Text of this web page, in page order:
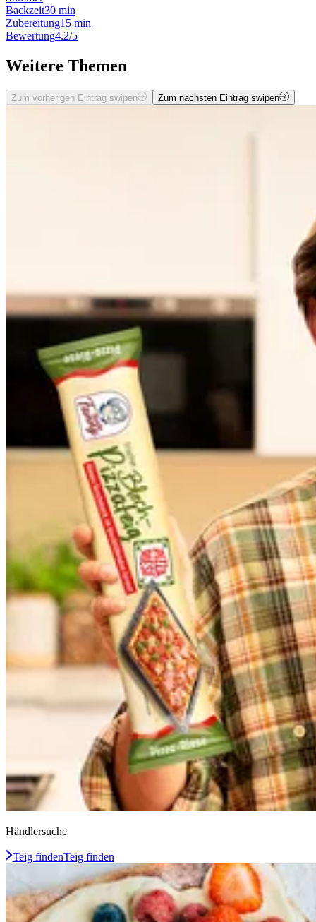
Backzeit30 min
Zubereitung15 min
Bewertung4.2/5
Weitere Themen
Zum vorherigen Eintrag swipen Zum nächsten Eintrag swipen
Händlersuche
Teig findenTeig finden